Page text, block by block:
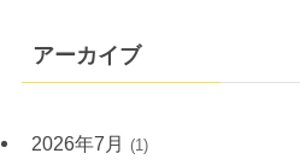
アーカイブ
2026年7月 (1)